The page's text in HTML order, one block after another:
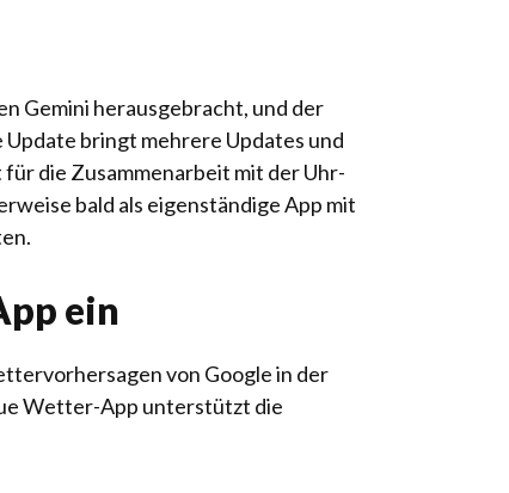
Gemini herausgebracht, und der
bringt mehrere Updates und
die Zusammenarbeit mit der Uhr-
bald als eigenständige App mit
ein
von Google in der
Wetter-App unterstützt die